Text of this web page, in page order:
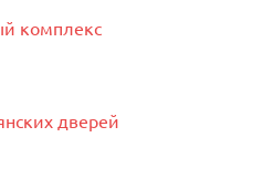
комплекс
дверей